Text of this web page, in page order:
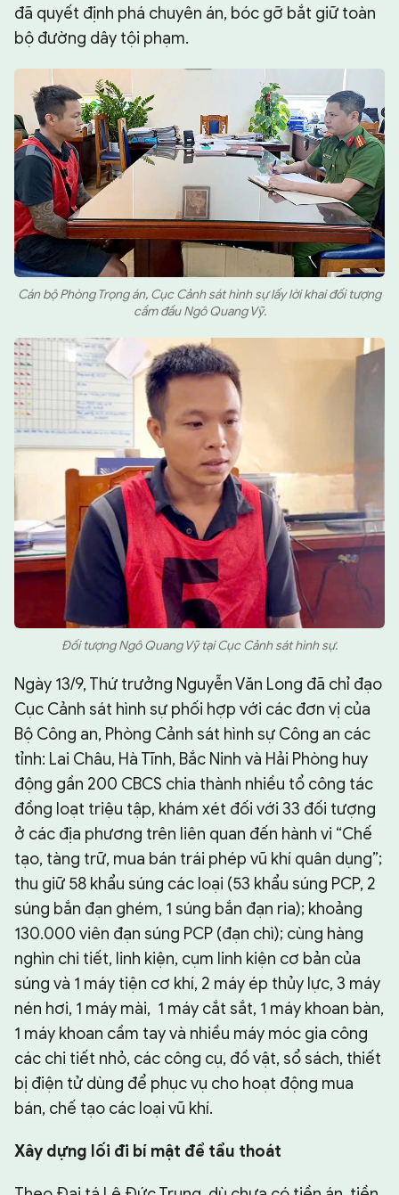
đã quyết định phá chuyên án, bóc gỡ bắt giữ toàn
bộ đường dây tội phạm.
Cán bộ Phòng Trọng án, Cục Cảnh sát hình sự lấy lời khai đối tượng
cầm đầu Ngô Quang Vỹ.
Đối tượng Ngô Quang Vỹ tại Cục Cảnh sát hình sự.
Ngày 13/9, Thứ trưởng Nguyễn Văn Long đã chỉ đạo
Cục Cảnh sát hình sự phối hợp với các đơn vị của
Bộ Công an, Phòng Cảnh sát hình sự Công an các
tỉnh: Lai Châu, Hà Tĩnh, Bắc Ninh và Hải Phòng huy
động gần 200 CBCS chia thành nhiều tổ công tác
đồng loạt triệu tập, khám xét đối với 33 đối tượng
ở các địa phương trên liên quan đến hành vi “Chế
tạo, tàng trữ, mua bán trái phép vũ khí quân dụng”;
thu giữ 58 khẩu súng các loại (53 khẩu súng PCP, 2
súng bắn đạn ghém, 1 súng bắn đạn ria); khoảng
130.000 viên đạn súng PCP (đạn chì); cùng hàng
nghìn chi tiết, linh kiện, cụm linh kiện cơ bản của
súng và 1 máy tiện cơ khí, 2 máy ép thủy lực, 3 máy
nén hơi, 1 máy mài, 1 máy cắt sắt, 1 máy khoan bàn,
1 máy khoan cầm tay và nhiều máy móc gia công
các chi tiết nhỏ, các công cụ, đồ vật, sổ sách, thiết
bị điện tử dùng để phục vụ cho hoạt động mua
bán, chế tạo các loại vũ khí.
Xây dựng lối đi bí mật để tẩu thoát